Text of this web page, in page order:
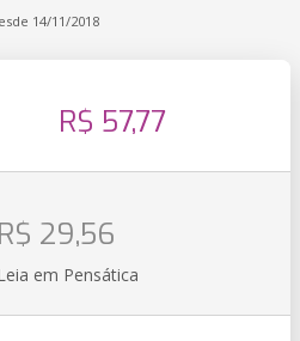
14/11/2018
R$ 57,77
R$ 29,56
em Pensática